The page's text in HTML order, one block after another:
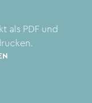
als PDF und